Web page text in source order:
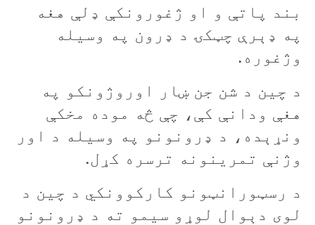
بند پاتې و او ژغورونکې ډلې هغه
په ډېرې چټکۍ د ډرون په وسيله
وژغوره.
د چين د شن جن ښار اوروژونکو په
هغې ودانې کې، چې څه موده مخکې
ونړېده، د ډرونونو په وسيله د اور
وژنې تمرينونه ترسره کړل.
د رسټورانټونو کارکوونکي د چين د
لوی دېوال لوړو سیمو ته د ډرونونو